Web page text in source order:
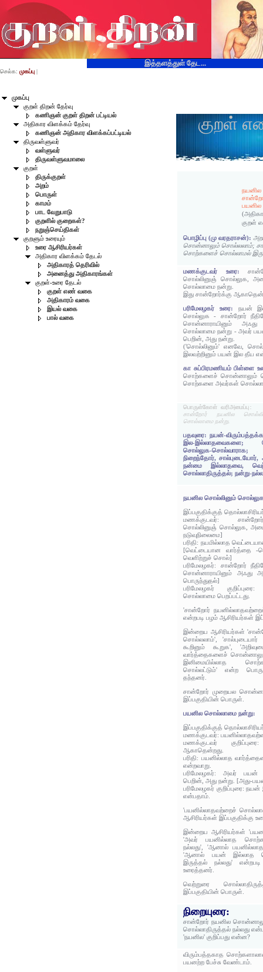
இத்தளத்துள் தேட...
முகப்பு
குறள் திறன் தேர்வு
கணிஞன் குறள் திறன் பட்டியல்
அதிகார விளக்கம் தேர்வு
கணிஞன் அதிகார விளக்கப்பட்டியல்
திருவள்ளுவர்
வள்ளுவர்
திருவள்ளுவமாலை
குறள்
திருக்குறள்
அறம்
பொருள்
காமம்
பாட வேறுபாடு
குறளில் குறைகள்?
நறுஞ்செய்திகள்
குறளும் உரையும்
உரை ஆசிரியர்கள்
அதிகார விளக்கம் தேடல்
அதிகாரத் தெரிவில்
அனைத்து அதிகாரங்கள்
குறள்-உரை தேடல்
குறள் எண் வகை
அதிகாரம் வகை
இயல் வகை
பால் வகை
செல்க: முகப்பு |
குறள்
குறள்
பொழிப்பு (மு வரதராசன்):
சொன்னாலும் சொல்லலாம்;
சொற்களைச் சொல்லாமல்
மணக்குடவர் உரை:
சொல்லினுஞ் சொல்லுக,
சொல்லாமை நன்று.
இது சான்றோர்க்கு
பரிமேலழகர் உரை: நயன்
சொல்லுக - சான்றோர்
சொன்னாராயினும்
சொல்லாமை நன்று - அவர்
பெறின், அது நன்று.
('சொல்லினும்' எனவே,
இலவற்றினும் பயன் இல தீய
கா சுப்பிரமணியம் பிள்ளை
சொற்களைச் சொன்னாலும்
சொற்களை அவர்கள்
பொருள்கோள் வரிஅமைப்பு:
சான்றோர் நயனில
சொல்லாமை நன்று.
பதவுரை: நயன்-
இல-இல்லாதவைகளை;
சொல்லுக-
நிறைந்தோர்,
நன்மை இல்லாதவை,
சொல்லாதிருத்தல்; நன்று-
நயனில சொல்லினும்
இப்பகுதிக்குத்
மணக்குடவர்:
சொல்லினுஞ் சொல்லுக,
நடுவுநிலைமை]
பரிதி: நயமில்லாத
[வெட்டையான வார்த்தை -
வெளிற்றுச் சொல்]
பரிமேலழகர்: சான்றோர்
சொன்னாராயினும் அஃது
பொருந்துதல்]
பரிமேலழகர்
சொல்லாமை பெறப்பட்டது.
'சான்றோர்
என்றபடி பழம் ஆசிரியர்கள்
இன்றைய ஆசிரியர்கள்
சொல்லலாம்',
கூறினும் கூறுக',
வார்த்தைகளைச்
இனிமையில்லாத
சொல்லட்டும்' என்ற
தந்தனர்.
சான்றோர் முறையல
இப்பகுதியின் பொருள்.
பயனில சொல்லாமை நன்று:
இப்பகுதிக்குத்
மணக்குடவர்:
மணக்குடவர்
ஆகாதென்றது.
பரிதி: பயனில்லாத
என்றவாறு.
பரிமேலழகர்: அவர்
பெறின், அது நன்று. [அது-
பரிமேலழகர் குறிப்புரை:
என்பதாம்.
'பயனில்லாதவற்றைச்
ஆசிரியர்கள் இப்பகுதிக்கு
இன்றைய ஆசிரியர்கள்
'அவர் பயனில்லாத
நல்லது', 'ஆனால்
'ஆனால் பயன் இல்லாத
இருத்தல் நல்லது'
உரைத்தனர்.
வெற்றுரை
இப்பகுதியின் பொருள்.
நிறையுரை:
சான்றோர் நயனில
சொல்லாதிருத்தல் நல்லது
'நயனில' குறிப்பது என்ன?
விரும்பத்தகாத
பயனற்ற பேச்சு வேண்டாம்.